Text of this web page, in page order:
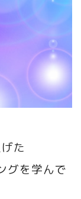
た
グを学んで